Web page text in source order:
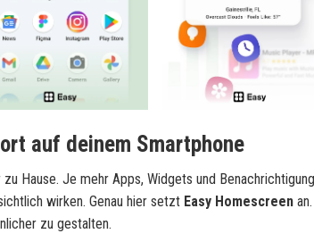
auf deinem Smartphone
Hause. Je mehr Apps, Widgets und
wirken. Genau hier setzt Easy Homescreen
zu gestalten.